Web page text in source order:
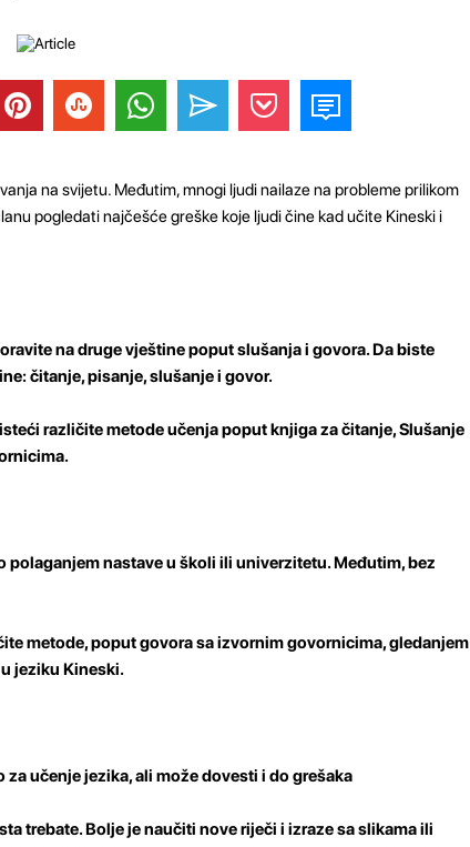
na svijetu. Međutim, mnogi ljudi nailaze na probleme prilikom
pogledati najčešće greške koje ljudi čine kad učite Kineski i
na druge vještine poput slušanja i govora. Da biste
čitanje, pisanje, slušanje i govor.
različite metode učenja poput knjiga za čitanje, Slušanje
polaganjem nastave u školi ili univerzitetu. Međutim, bez
metode, poput govora sa izvornim govornicima, gledanjem
jeziku Kineski.
učenje jezika, ali može dovesti i do grešaka
trebate. Bolje je naučiti nove riječi i izraze sa slikama ili